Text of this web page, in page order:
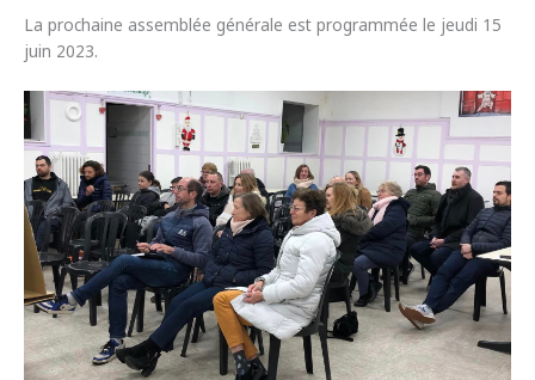
La prochaine assemblée générale est programmée le jeudi 15
juin 2023.